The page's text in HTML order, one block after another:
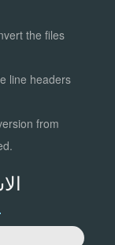
the files
line headers
from
لا تقلق، نحن لا نرسل رسائل غير مرغوب فيها.